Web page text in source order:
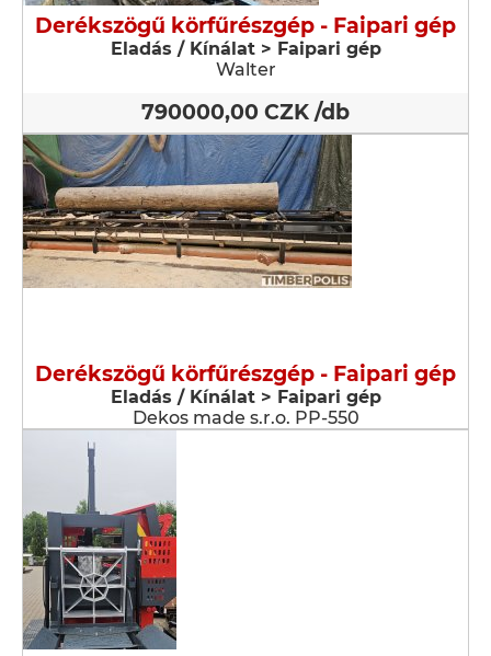
Derékszögű körfűrészgép - Faipari gép
Eladás / Kínálat > Faipari gép
Walter
790000,00 CZK /db
Derékszögű körfűrészgép - Faipari gép
Eladás / Kínálat > Faipari gép
Dekos made s.r.o. PP-550